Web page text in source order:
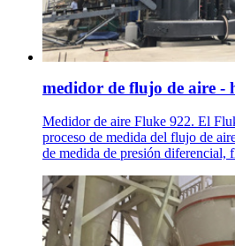
medidor de flujo de aire -
Medidor de aire Fluke 922. El
proceso de medida del flujo de
de medida de presión diferencial,